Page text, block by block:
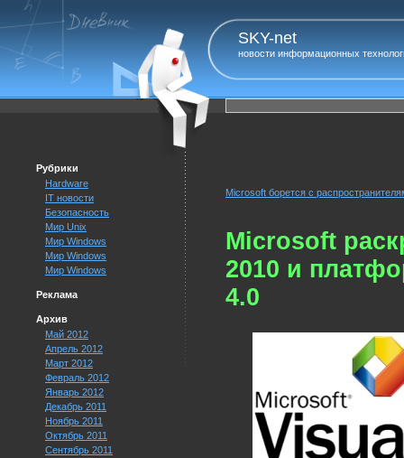
SKY-net
новости информационных
Рубрики
Hardware
IT новости
Безопасность
Мир Unix
Мир Windows
Мир Windows
Мир Windows
Реклама
Архив
Май 2012
Апрель 2012
Март 2012
Февраль 2012
Январь 2012
Декабрь 2011
Ноябрь 2011
Октябрь 2011
Сентябрь 2011
Microsoft борется с
Microsoft
2010 и
4.0